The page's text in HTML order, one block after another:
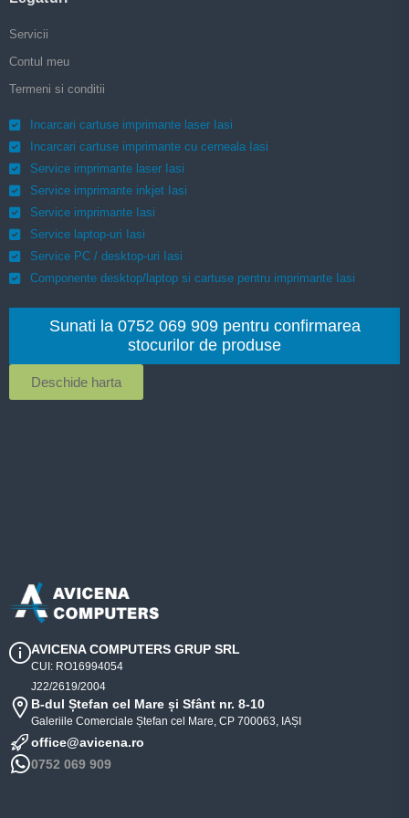
AVICENA COMPUTERS GRUP SRL
CUI: RO16994054
J22/2619/2004
B-dul Ștefan cel Mare și Sfânt nr. 8-10
Galeriile Comerciale Ștefan cel Mare, CP 700063, IAȘI
office@avicena.ro
0752 069 909
Servicii
Contul meu
Termeni si conditii
Incarcari cartuse imprimante laser Iasi
Incarcari cartuse imprimante cu cerneala Iasi
Service imprimante laser Iasi
Service imprimante inkjet Iasi
Service imprimante Iasi
Service laptop-uri Iasi
Service PC / desktop-uri Iasi
Componente desktop/laptop si cartuse pentru imprimante Iasi
Sunati la 0752 069 909 pentru confirmarea
stocurilor de produse
Deschide harta